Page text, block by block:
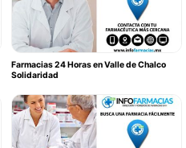
Farmacias 24 Horas en Valle de Chalco
Solidaridad